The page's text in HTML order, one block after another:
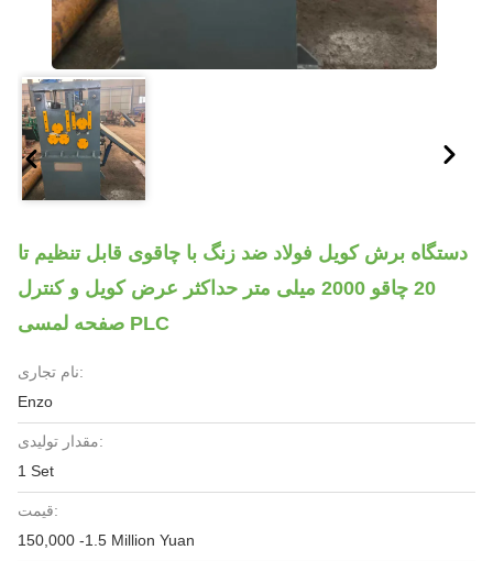
دستگاه برش کویل فولاد ضد زنگ با چاقوی قابل تنظیم تا
20 چاقو 2000 میلی متر حداکثر عرض کویل و کنترل
صفحه لمسی PLC
نام تجاری:
Enzo
مقدار تولیدی:
1 Set
قیمت:
150,000 -1.5 Million Yuan